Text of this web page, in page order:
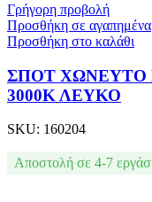
Γρήγορη προβολή
Προσθήκη σε αγαπημένα
Προσθήκη στο καλάθι
ΣΠΟΤ ΧΩΝΕΥΤΟ
3000Κ ΛΕΥΚΟ
SKU: 160204
Αποστολή σε 4-7